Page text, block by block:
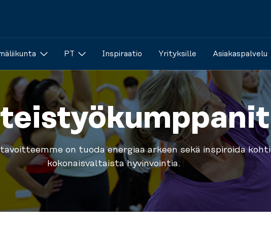
PT Inspiraatio Yrityksille Asiakaspalvelu
on tuoda energiaa arkeen sekä inspiroida kohti
kokonaisvaltaista hyvinvointia.